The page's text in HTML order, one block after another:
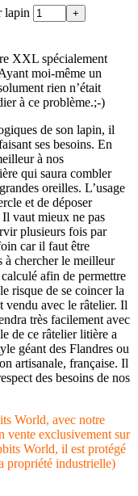
lapin
XXL spécialement
moi-même un
rien n’était
à ce problème.;-)
de son lapin, il
ses besoins. En
à nos
qui saura combler
oreilles. L’usage
et de déposer
vaut mieux ne pas
plusieurs fois par
car il faut être
à chercher le meilleur
afin de permettre
risque de se coincer la
vendu avec le râtelier. Il
très facilement avec
de ce râtelier litière a
géant des Flandres ou
artisanale, française. Il
des besoins de nos
World, avec notre
vente exclusivement sur
World, il est protégé
propriété industrielle)